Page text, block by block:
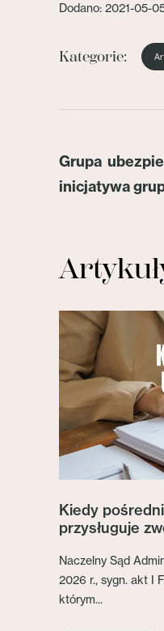
Dodano: 2021-05-
Kategorie:
Grupa
inicjatywa
Kiedy
przysługuje
Naczelny Sąd
2026 r., sygn. akt I
którym...